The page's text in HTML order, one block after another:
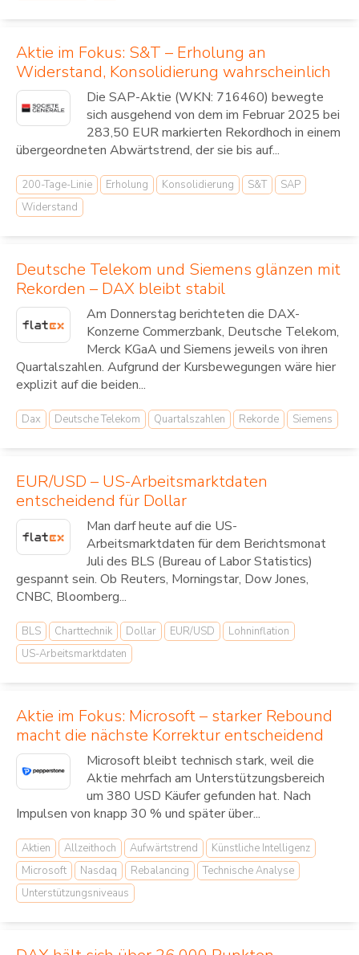
Aktie im Fokus: S&T – Erholung an
Widerstand, Konsolidierung wahrscheinlich
Die SAP-Aktie (WKN: 716460) bewegte
sich ausgehend von dem im Februar 2025 bei
283,50 EUR markierten Rekordhoch in einem
übergeordneten Abwärtstrend, der sie bis auf...
200-Tage-Linie Erholung Konsolidierung S&T
SAP
Widerstand
Deutsche Telekom und Siemens glänzen mit
Rekorden – DAX bleibt stabil
Am Donnerstag berichteten die DAX-
Konzerne Commerzbank, Deutsche Telekom,
Merck KGaA und Siemens jeweils von ihren
Quartalszahlen. Aufgrund der Kursbewegungen wäre hier
explizit auf die beiden...
Dax Deutsche Telekom Quartalszahlen Rekorde Siemens
EUR/USD – US-Arbeitsmarktdaten
entscheidend für Dollar
Man darf heute auf die US-
Arbeitsmarktdaten für dem Berichtsmonat
Juli des BLS (Bureau of Labor Statistics)
gespannt sein. Ob Reuters, Morningstar, Dow Jones,
CNBC, Bloomberg...
BLS Charttechnik Dollar EUR/USD
Lohninflation
US-Arbeitsmarktdaten
Aktie im Fokus: Microsoft – starker Rebound
macht die nächste Korrektur entscheidend
Microsoft bleibt technisch stark, weil die
Aktie mehrfach am Unterstützungsbereich
um 380 USD Käufer gefunden hat. Nach
Impulsen von knapp 30 % und später über...
Aktien Allzeithoch Aufwärtstrend
Künstliche Intelligenz
Microsoft
Nasdaq Rebalancing
Technische Analyse
Unterstützungsniveaus